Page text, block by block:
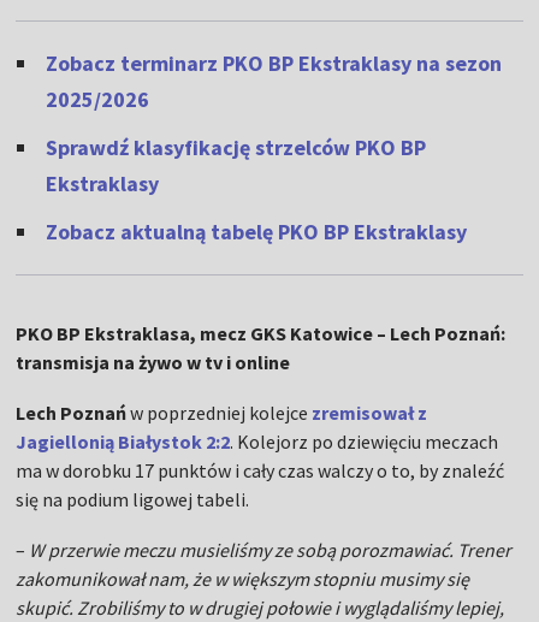
Zobacz terminarz PKO BP Ekstraklasy na sezon
2025/2026
Sprawdź klasyfikację strzelców PKO BP
Ekstraklasy
Zobacz aktualną tabelę PKO BP Ekstraklasy
PKO BP Ekstraklasa, mecz GKS Katowice – Lech Poznań:
transmisja na żywo w tv i online
Lech Poznańw poprzedniej kolejce zremisował z
Jagiellonią Białystok 2:2. Kolejorz po dziewięciu meczach
ma w dorobku 17 punktów i cały czas walczy o to, by znaleźć
się na podium ligowej tabeli.
– W przerwie meczu musieliśmy ze sobą porozmawiać. Trener
zakomunikował nam, że w większym stopniu musimy się
skupić. Zrobiliśmy to w drugiej połowie i wyglądaliśmy lepiej,